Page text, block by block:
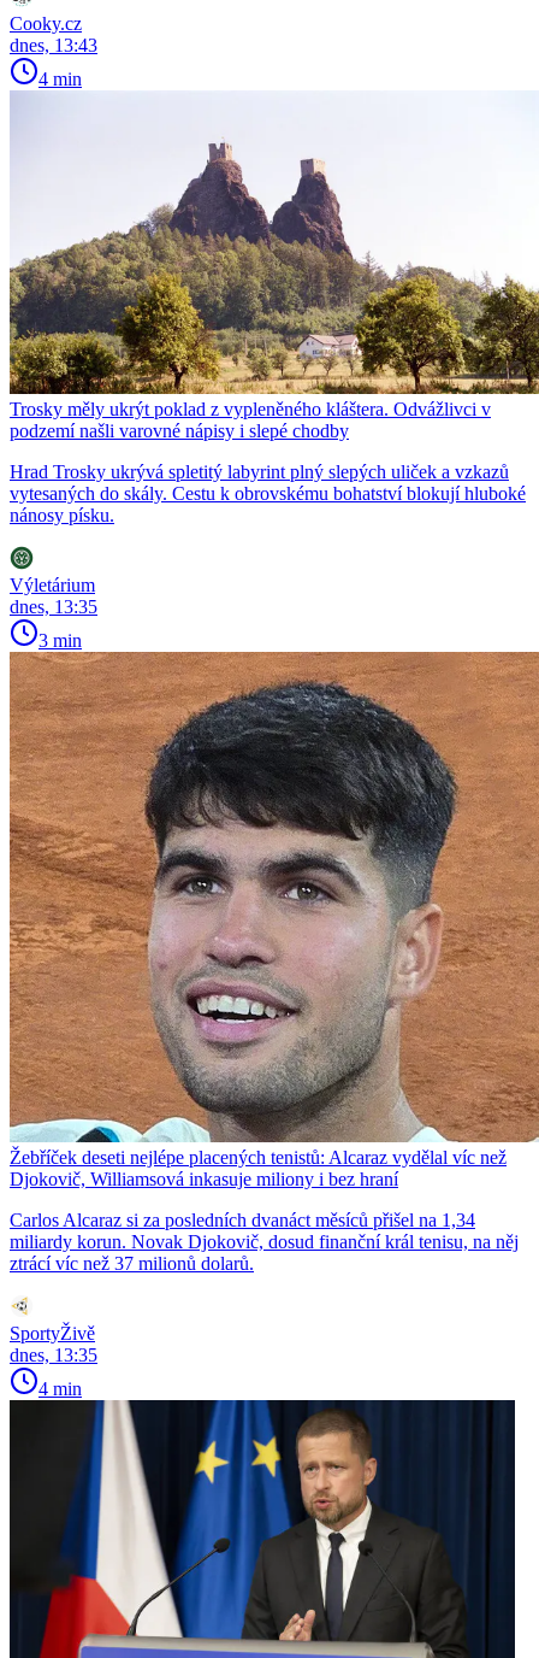
Cooky.cz
dnes, 13:43
4 min
Trosky měly ukrýt poklad z vypleněného kláštera. Odvážlivci v
podzemí našli varovné nápisy i slepé chodby
Hrad Trosky ukrývá spletitý labyrint plný slepých uliček a vzkazů
vytesaných do skály. Cestu k obrovskému bohatství blokují hluboké
nánosy písku.
Výletárium
dnes, 13:35
3 min
Žebříček deseti nejlépe placených tenistů: Alcaraz vydělal víc než
Djokovič, Williamsová inkasuje miliony i bez hraní
Carlos Alcaraz si za posledních dvanáct měsíců přišel na 1,34
miliardy korun. Novak Djokovič, dosud finanční král tenisu, na něj
ztrácí víc než 37 milionů dolarů.
SportyŽivě
dnes, 13:35
4 min